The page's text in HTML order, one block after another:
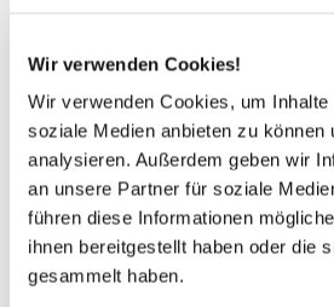
Wir verwenden Cookies!
Wir verwenden Cookies, um
soziale Medien anbieten zu
analysieren. Außerdem geben wir
an unsere Partner für soziale
führen diese Informationen
ihnen bereitgestellt haben oder die
gesammelt haben.
gleichermaßen. Feiner Sandstrand,
eine entspannte Atmosphäre laden
sich zu lassen. Ob Sonnenbaden,
genussvolle Stunden in gepflegten
findet jeder Gast seinen persönlichen
Hurghada Shams Safaga Resort
Ruhe und unvergessliche
schönsten Regionen Ägyptens.
Lage